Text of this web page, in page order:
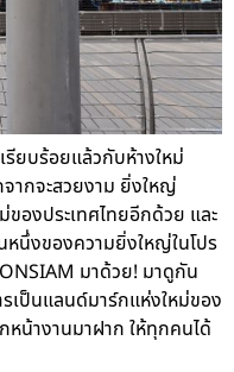
รียบร้อยแล้วกับห้างใหม่
จากจะสวยงาม ยิ่งใหญ่
องประเทศไทยอีกด้วย และ
หนึ่งของความยิ่งใหญ่ในโปร
มาด้วย! มาดูกัน
รเป็นแลนด์มาร์กแห่งใหม่ของ
หน้างานมาฝาก ให้ทุกคนได้